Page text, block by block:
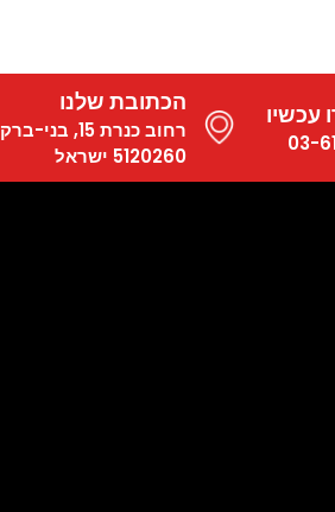
עכשיו
03-
הכתובת שלנו
רחוב כנרת 15, בני-ברק
5120260 ישראל